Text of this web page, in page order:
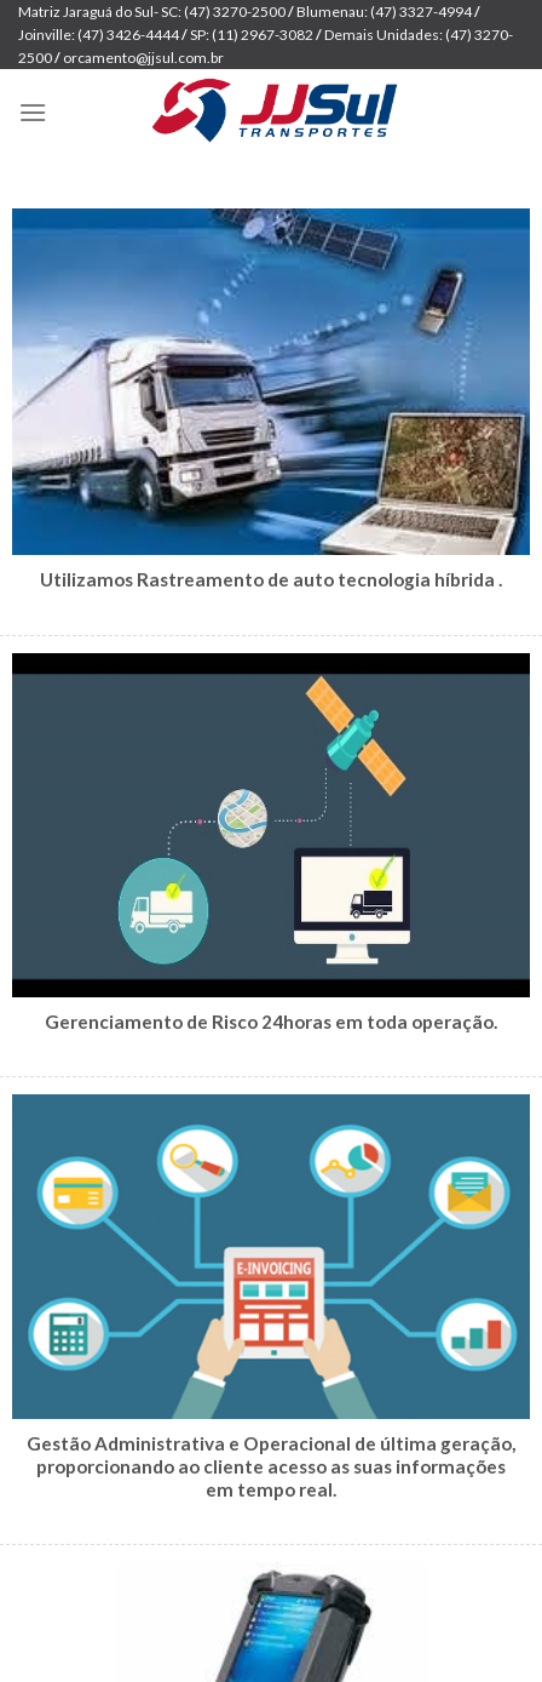
Skip
content
Matriz Jaraguá do Sul- SC: (47) 3270-2500/Blumenau: (47) 3327-4994/
Joinville: (47) 3426-4444/SP: (11) 2967-3082 /Demais Unidades: (47) 3270-
2500/ orcamento@jjsul.com.br
Utilizamos Rastreamento de auto tecnologia híbrida .
Gerenciamento de Risco 24horas em toda operação.
Gestão Administrativa e Operacional de última geração,
proporcionando ao cliente acesso as suas informações
em tempo real.